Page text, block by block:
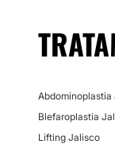
Abdominoplastia
Blefaroplastia
Lifting Jalisco